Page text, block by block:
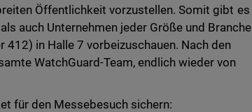
Öffentlichkeit vorzustellen. Somit gibt es
auch Unternehmen jeder Größe und Branche
412) in Halle 7 vorbeizuschauen. Nach den
WatchGuard-Team, endlich wieder von
für den Messebesuch sichern: